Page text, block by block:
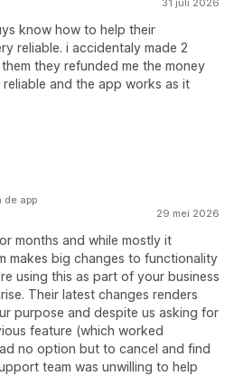
31 juli 2026
know how to help their
reliable. i accidentaly made 2
they refunded me the money
reliable and the app works as it
29 mei 2026
months and while mostly it
makes big changes to functionality
using this as part of your business
Their latest changes renders
purpose and despite us asking for
feature (which worked
no option but to cancel and find
team was unwilling to help
de app